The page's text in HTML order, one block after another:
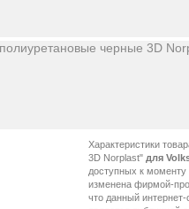
Характеристики
3D Norplast" для